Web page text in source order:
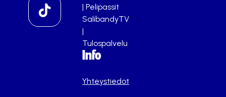
| Pelipassit
SalibandyTV
|
Tulospalvelu
Info
Yhteystiedot